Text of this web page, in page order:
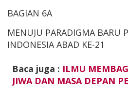
BAGIAN 6A
MENUJU PARADIGMA BARU
INDONESIA ABAD KE-21
Baca juga : ILMU
JIWA DAN MASA DEPAN